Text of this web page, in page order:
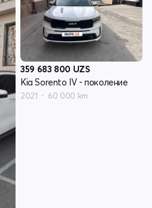
359 683 800 UZS
Kia Sorento IV - поколение
2021 60 000 km